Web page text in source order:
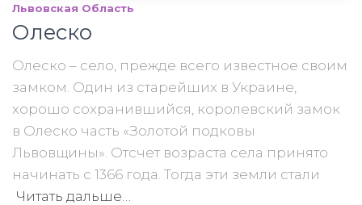
Львовская Область
Олеско
Олеско – село, прежде всего известное своим
замком. Один из старейших в Украине,
хорошо сохранившийся, королевский замок
в Олеско часть «Золотой подковы
Львовщины». Отсчет возраста села принято
начинать с 1366 года. Тогда эти земли стали
Читать дальше…